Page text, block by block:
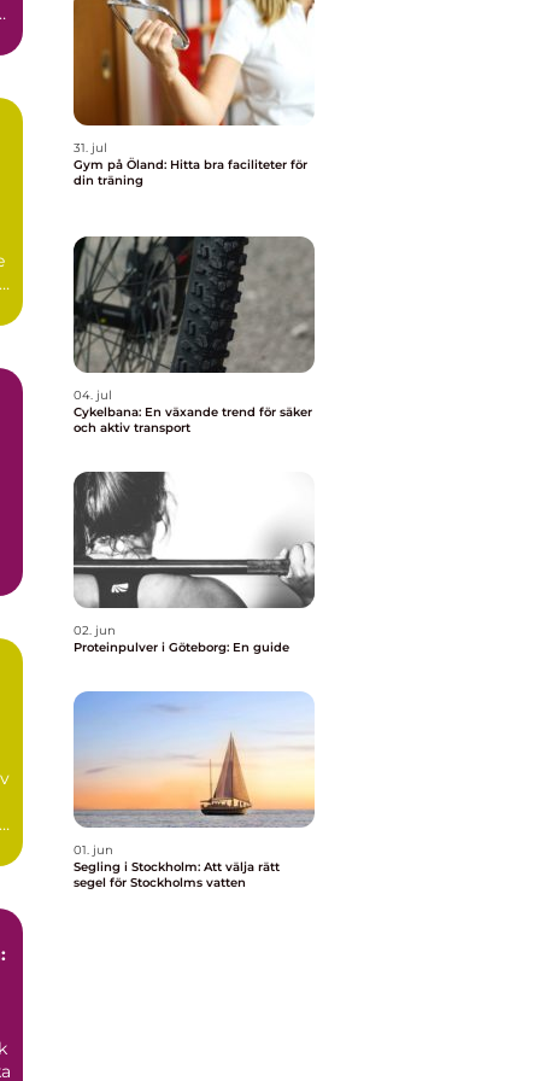
31. jul
Gym på Öland: Hitta bra faciliteter för
din träning
04. jul
Cykelbana: En växande trend för säker
och aktiv transport
02. jun
Proteinpulver i Göteborg: En guide
01. jun
Segling i Stockholm: Att välja rätt
segel för Stockholms vatten